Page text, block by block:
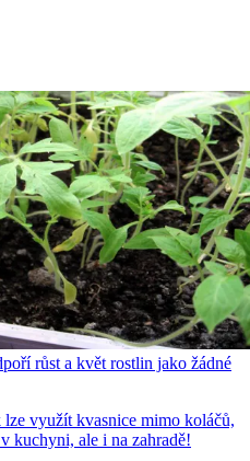
růst a květ rostlin jako žádné
využít kvasnice mimo koláčů,
kuchyni, ale i na zahradě!